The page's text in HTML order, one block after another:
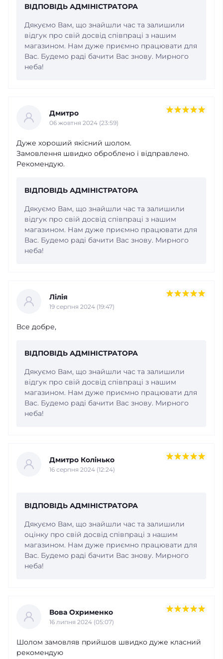
ВІДПОВІДЬ АДМІНІСТРАТОРА
Дякуємо Вам, що знайшли час та залишили
відгук про свій досвід співпраці з нашим
магазином. Нам дуже приємно працювати для
Вас. Будемо раді бачити Вас знову. Мирного
неба!
Дмитро
06 жовтня 2024 (23:59)
Дуже хороший якісний шолом.
Замовлення швидко оброблено і відправлено.
Рекомендую.
ВІДПОВІДЬ АДМІНІСТРАТОРА
Дякуємо Вам, що знайшли час та залишили
відгук про свій досвід співпраці з нашим
магазином. Нам дуже приємно працювати для
Вас. Будемо раді бачити Вас знову. Мирного
неба!
Лілія
19 серпня 2024 (19:47)
Все добре,
ВІДПОВІДЬ АДМІНІСТРАТОРА
Дякуємо Вам, що знайшли час та залишили
відгук про свій досвід співпраці з нашим
магазином. Нам дуже приємно працювати для
Вас. Будемо раді бачити Вас знову. Мирного
неба!
Дмитро Колінько
16 серпня 2024 (12:24)
ВІДПОВІДЬ АДМІНІСТРАТОРА
Дякуємо Вам, що знайшли час та залишили
оцінку про свій досвід співпраці з нашим
магазином. Нам дуже приємно працювати для
Вас. Будемо раді бачити Вас знову. Мирного
неба!
Вова Охрименко
16 липня 2024 (05:07)
Шолом замовляв прийшов швидко дуже класний
рекомендую